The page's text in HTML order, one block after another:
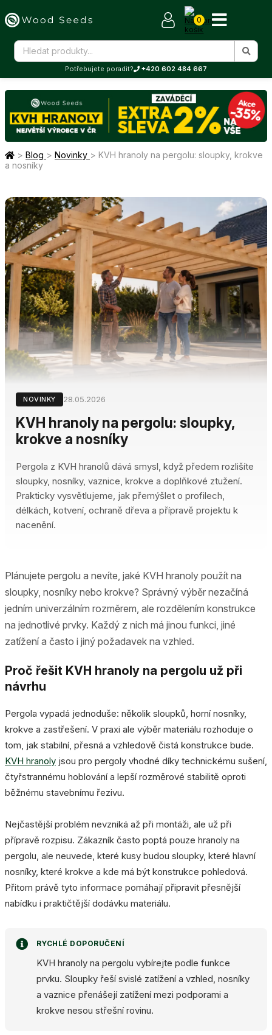
0
Potřebujete poradit? +420 602 484 667
> Blog > Novinky > KVH hranoly na pergolu: sloupky, krokve
a nosníky
NOVINKY 28.05.2026
KVH hranoly na pergolu: sloupky,
krokve a nosníky
Pergola z KVH hranolů dává smysl, když předem rozlišíte
sloupky, nosníky, vaznice, krokve a doplňkové ztužení.
Prakticky vysvětlujeme, jak přemýšlet o profilech,
délkách, kotvení, ochraně dřeva a přípravě projektu k
nacenění.
Plánujete pergolu a nevíte, jaké KVH hranoly použít na
sloupky, nosníky nebo krokve? Správný výběr nezačíná
jedním univerzálním rozměrem, ale rozdělením konstrukce
na jednotlivé prvky. Každý z nich má jinou funkci, jiné
zatížení a často i jiný požadavek na vzhled.
Proč řešit KVH hranoly na pergolu už při
návrhu
Pergola vypadá jednoduše: několik sloupků, horní nosníky,
krokve a zastřešení. V praxi ale výběr materiálu rozhoduje o
tom, jak stabilní, přesná a vzhledově čistá konstrukce bude.
KVH hranoly jsou pro pergoly vhodné díky technickému sušení,
čtyřstrannému hoblování a lepší rozměrové stabilitě oproti
běžnému stavebnímu řezivu.
Nejčastější problém nevzniká až při montáži, ale už při
přípravě rozpisu. Zákazník často poptá pouze hranoly na
pergolu, ale neuvede, které kusy budou sloupky, které hlavní
nosníky, které krokve a kde má být konstrukce pohledová.
Přitom právě tyto informace pomáhají připravit přesnější
nabídku i praktičtější dodávku materiálu.
RYCHLÉ DOPORUČENÍ
KVH hranoly na pergolu vybírejte podle funkce
prvku. Sloupky řeší svislé zatížení a vzhled, nosníky
a vaznice přenášejí zatížení mezi podporami a
krokve nesou střešní rovinu.